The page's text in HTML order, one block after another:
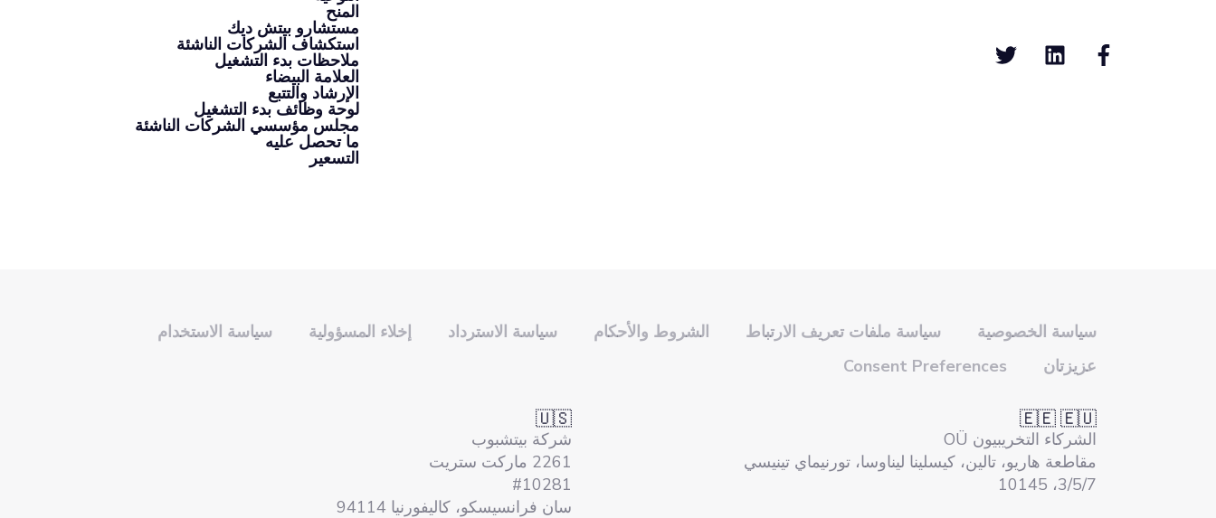
المنح
مستشارو بيتش ديك
استكشاف الشركات الناشئة
ملاحظات بدء التشغيل
العلامة البيضاء
الإرشاد والتتبع
لوحة وظائف بدء التشغيل
مجلس مؤسسي الشركات الناشئة
ما تحصل عليه
التسعير
سياسة الخصوصية سياسة ملفات تعريف الارتباط الشروط والأحكام سياسة الاسترداد إخلاء المسؤولية
سياسة الاستخدام
عزيزتان
Consent Preferences
🇪🇪 🇪🇺
الشركاء التخريبيون OÜ
مقاطعة هاريو، تالين، كيسلينا ليناوسا، تورنيماي تينيسي
3/5/7، 10145
🇺🇸
شركة بيتشبوب
2261 ماركت ستريت
#10281
سان فرانسيسكو، كاليفورنيا 94114